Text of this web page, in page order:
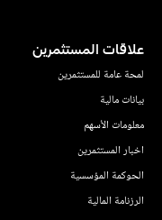
علاقات المستثمرين
لمحة عامة للمستثمرين
بيانات مالية
معلومات الأسهم
اخبار المستثمرين
الحوكمة المؤسسية
الرزنامة المالية